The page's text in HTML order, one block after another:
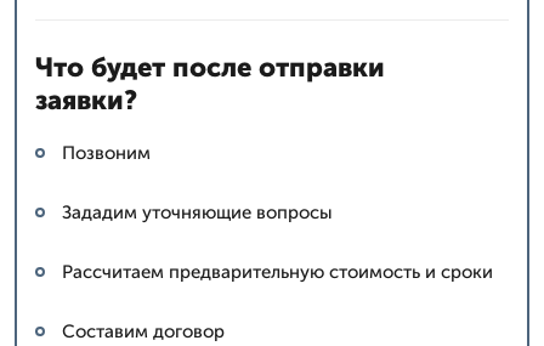
Что будет после отправки
заявки?
Позвоним
Зададим уточняющие вопросы
Рассчитаем предварительную стоимость и сроки
Составим договор